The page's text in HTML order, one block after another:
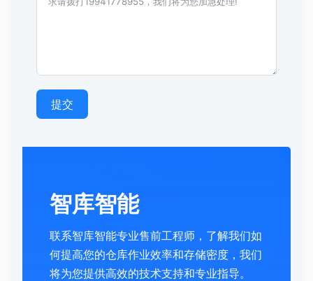
提交
智库智能
联系智库智能专业售前工程师，了解我们如
何提高您的仓库作业效率和存储密度，我们
将为您提供高效的技术支持和专业指导。